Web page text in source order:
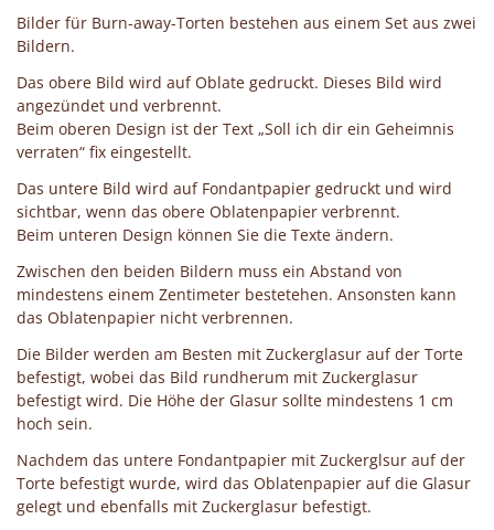
Bilder für Burn-away-Torten bestehen aus einem Set aus zwei
Bildern.
Das obere Bild wird auf Oblate gedruckt. Dieses Bild wird
angezündet und verbrennt.
Beim oberen Design ist der Text „Soll ich dir ein Geheimnis
verraten“ fix eingestellt.
Das untere Bild wird auf Fondantpapier gedruckt und wird
sichtbar, wenn das obere Oblatenpapier verbrennt.
Beim unteren Design können Sie die Texte ändern.
Zwischen den beiden Bildern muss ein Abstand von
mindestens einem Zentimeter bestetehen. Ansonsten kann
das Oblatenpapier nicht verbrennen.
Die Bilder werden am Besten mit Zuckerglasur auf der Torte
befestigt, wobei das Bild rundherum mit Zuckerglasur
befestigt wird. Die Höhe der Glasur sollte mindestens 1 cm
hoch sein.
Nachdem das untere Fondantpapier mit Zuckerglsur auf der
Torte befestigt wurde, wird das Oblatenpapier auf die Glasur
gelegt und ebenfalls mit Zuckerglasur befestigt.